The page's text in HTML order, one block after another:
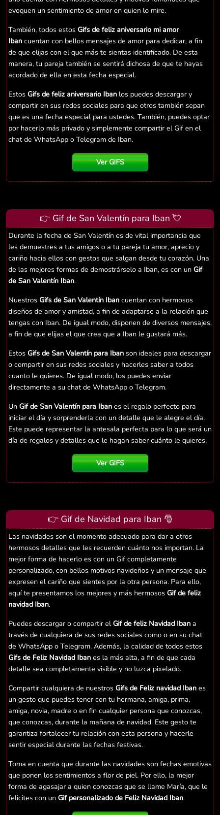
evoquen un sentimiento de amor en quien lo mire.
También, todos estos Gifs de feliz aniversario mi amor
Iban cuentan con bellos mensajes de amor para dedicar, a fin
de que elijas con el que más te sientas identificado. De esta
manera, tu pareja también se sentirá dichosa de que te hayas
acordado de ella en esta fecha especial.
Estos Gifs de feliz aniversario Iban los puedes descargar y
compartir en sus redes sociales para que otros también sepan
que es una fecha especial para ustedes. También, puedes optar
por hacerlo más privado y simplemente compartir el Gif en el
chat de WhatsApp o Telegram de Iban.
Ver GIFS
👉 Gif de San Valentín para Iban 💘
Durante la fecha de San Valentín es de vital importancia que
les demuestres a tus amigos o a tu pareja tu amor, aprecio y
cariño hacia ellos con gestos que salgan desde tu corazón. Una
de las mejores formas de demostrárselo a Iban, es con un Gif
de San Valentín Iban.
Nuestros Gifs de San Valentín Iban cuentan con hermosos
diseños de amor y amistad, a fin de adaptarse a la relación que
tengas con Iban. De igual modo, disponen de diversos mensajes,
a fin de que elijas el que crea que a Iban le gustará más.
Estos Gifs de San Valentín para Iban son ideales para descargar
o compartir en sus redes sociales y hacerles saber a todos
cuanto le quieres. De igual modo, los puedes enviar
directamente a su chat de WhatsApp o Telegram.
Un Gif de San Valentín para Iban es el regalo perfecto para
iniciar el día y sorprenderla con un detalle que le alegre el día.
Este puede representar la antesala perfecta para lo que será un
día de regalos y detalles que le hagan saber cuánto le quieres.
Ver GIFS
👉 Gif de Navidad para Iban 🎅
Las navidades son el momento adecuado para dar a otros
hermosos detalles que les recuerden cuánto nos importan. La
mejor forma de hacerlo es con un Gif completamente
personalizado, con bellos motivos navideños y un mensaje que
expresen el cariño que sientes por la otra persona. Para ello,
aquí te presentamos los mejores y más hermosos Gif de feliz
navidad Iban.
Puedes descargar o compartir elGif de feliz Navidad Iban a
través de cualquiera de sus redes sociales como o en su chat
de WhatsApp o Telegram. Además, la calidad de todos estos
Gifs de Feliz Navidad Iban es la más alta, a fin de que cada
detalle sea completamente visible y no luzca pixelado.
Compartir cualquiera de nuestros Gifs de Feliz navidad Iban es
un gesto que puedes tener con tu hermana, amiga, prima,
amiga, novia, madre o en fin cualquier persona que conozcas,
que conozcas, durante la mañana de navidad. Este gesto te
garantiza fortalecer tu relación con esta persona y hacerle
sentir especial durante las fechas festivas.
Toma en cuenta que durante las navidades son fechas emotivas
que ponen los sentimientos a flor de piel. Por ello, la mejor
forma de agasajar a quien conozcas que se llame María, que le
felicites con un Gif personalizado de Feliz Navidad Iban.